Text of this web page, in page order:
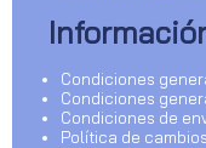
Condiciones
Condiciones
Condiciones de
Política de